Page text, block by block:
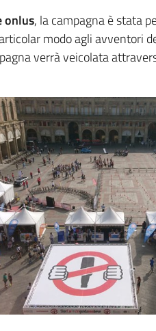
onlus, la campagna è stata
modo agli avventori
verrà veicolata